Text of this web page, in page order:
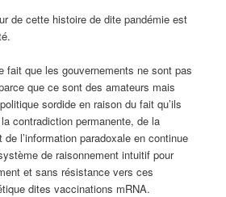
de cette histoire de dite pandémie est
fait que les gouvernements ne sont pas
que ce sont des amateurs mais
sordide en raison du fait qu’ils
contradiction permanente, de la
l’information paradoxale en continue
de raisonnement intuitif pour
et sans résistance vers ces
dites vaccinations mRNA.